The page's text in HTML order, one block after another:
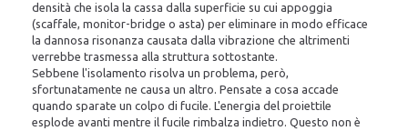
densità che isola la cassa dalla superficie su cui appoggia
(scaffale, monitor-bridge o asta) per eliminare in modo efficace
la dannosa risonanza causata dalla vibrazione che altrimenti
verrebbe trasmessa alla struttura sottostante.
Sebbene l'isolamento risolva un problema, però,
sfortunatamente ne causa un altro. Pensate a cosa accade
quando sparate un colpo di fucile. L'energia del proiettile
esplode avanti mentre il fucile rimbalza indietro. Questo non è